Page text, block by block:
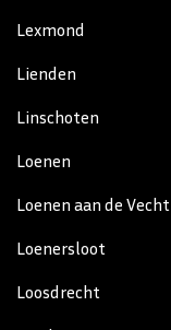
Lexmond
Lienden
Linschoten
Loenen
Loenen aan de Vecht
Loenersloot
Loosdrecht